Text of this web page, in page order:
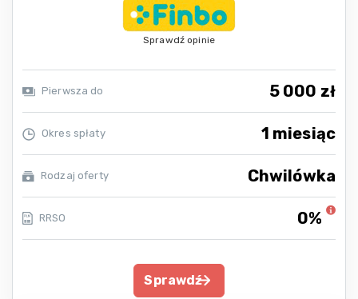
Sprawdź opinie
Pierwsza do 5 000 zł
Okres spłaty 1 miesiąc
Rodzaj oferty Chwilówka
RRSO 0%
Sprawdź